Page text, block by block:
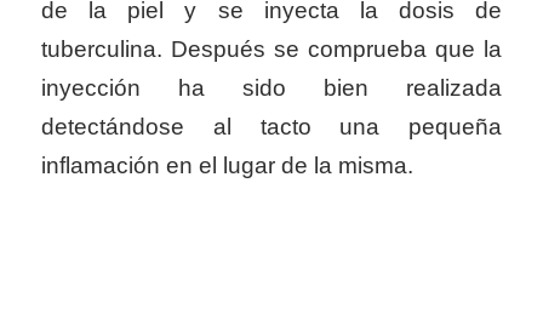
de la piel y se inyecta la dosis de
tuberculina. Después se comprueba que la
inyección ha sido bien realizada
detectándose al tacto una pequeña
inflamación en el lugar de la misma.